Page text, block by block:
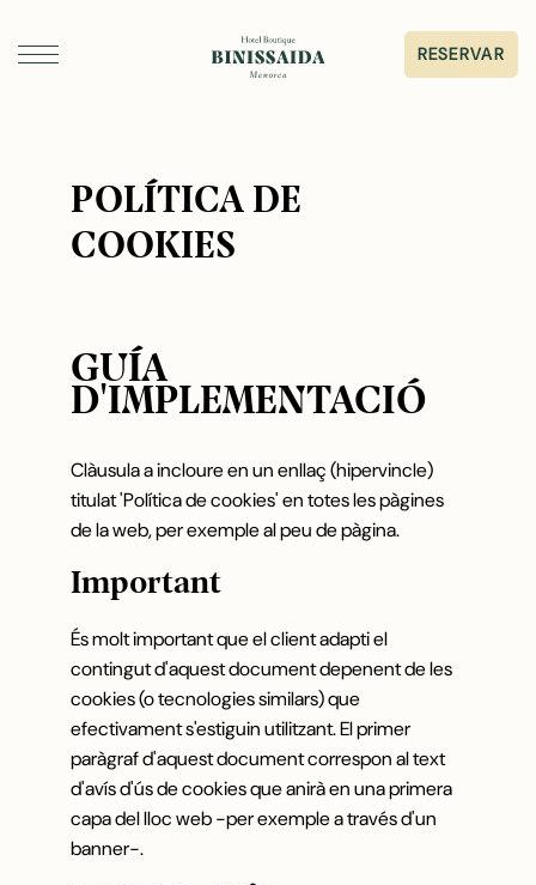
RESERVAR
DORMIR
GASTRONOMIA
SERVEIS
SOBRE BINISSAIDA
REGALA BINISSAIDA
BLOG
CONTACTE
Español Català English French
POLÍTICA DE
COOKIES
GUÍA
D'IMPLEMENTACIÓ
Clàusula a incloure en un enllaç (hipervincle)
titulat 'Política de cookies' en totes les pàgines
de la web, per exemple al peu de pàgina.
Important
És molt important que el client adapti el
contingut d'aquest document depenent de les
cookies (o tecnologies similars) que
efectivament s'estiguin utilitzant. El primer
paràgraf d'aquest document correspon al text
d'avís d'ús de cookies que anirà en una primera
capa del lloc web -per exemple a través d'un
banner-.